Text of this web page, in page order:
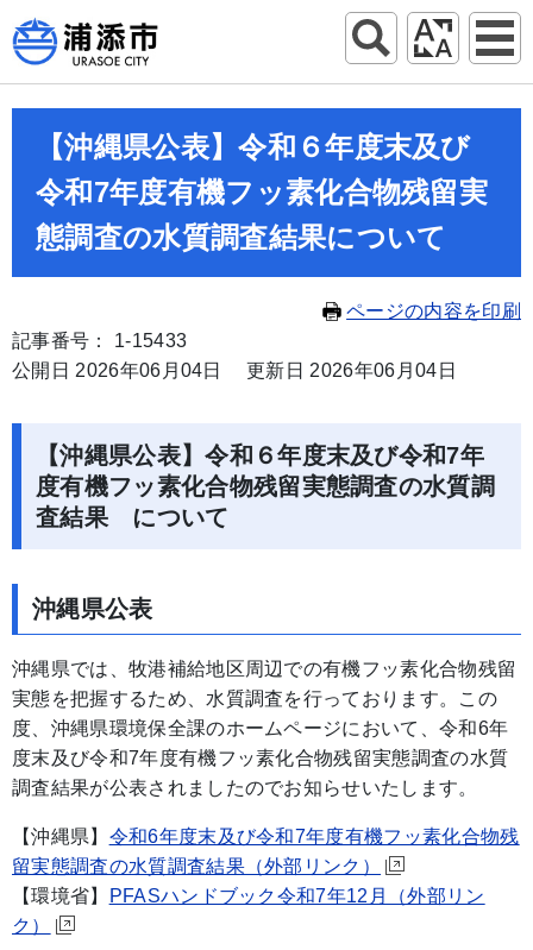
【沖縄県公表】令和６年度末及び
令和7年度有機フッ素化合物残留実
態調査の水質調査結果について
ページの内容を印刷
記事番号： 1-15433
公開日 2026年06月04日
更新日 2026年06月04日
【沖縄県公表】令和６年度末及び令和7年
度有機フッ素化合物残留実態調査の水質調
査結果 について
沖縄県公表
沖縄県では、牧港補給地区周辺での有機フッ素化合物残留
実態を把握するため、水質調査を行っております。この
度、沖縄県環境保全課のホームページにおいて、令和6年
度末及び令和7年度有機フッ素化合物残留実態調査の水質
調査結果が公表されましたのでお知らせいたします。
【沖縄県】 令和6年度末及び令和7年度有機フッ素化合物残
留実態調査の水質調査結果（外部リンク）
【環境省】
PFASハンドブック令和7年12月（外部リン
ク）